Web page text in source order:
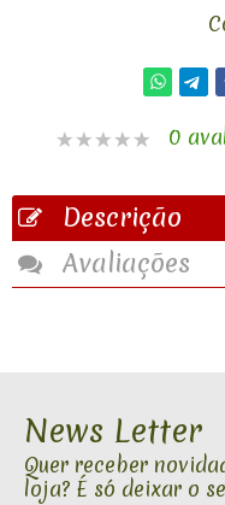
0
Descrição
Avaliações
News Letter
Quer receber
loja? É só deixar o